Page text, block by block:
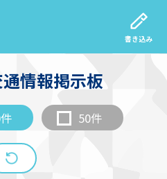
書き込み
情報掲示板
50件